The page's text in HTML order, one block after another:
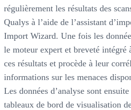
régulièrement les résultats des
Qualys à l’aide de l’assistant
Import Wizard. Une fois les
le moteur expert et breveté
ces résultats et procède à leur
informations sur les menaces
Les données d’analyse sont
tableaux de bord de visualisation